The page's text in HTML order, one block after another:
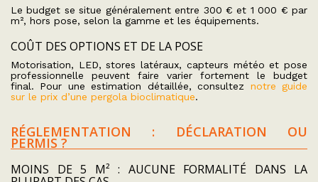
Le budget se situe généralement entre 300 € et 1 000 € par
m², hors pose, selon la gamme et les équipements.
COÛT DES OPTIONS ET DE LA POSE
Motorisation, LED, stores latéraux, capteurs météo et pose
professionnelle peuvent faire varier fortement le budget
final. Pour une estimation détaillée, consultez notre guide
sur le prix d’une pergola bioclimatique.
RÉGLEMENTATION : DÉCLARATION OU
PERMIS ?
MOINS DE 5 M² : AUCUNE FORMALITÉ DANS LA